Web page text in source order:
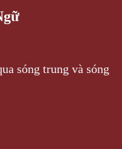
sóng trung và sóng